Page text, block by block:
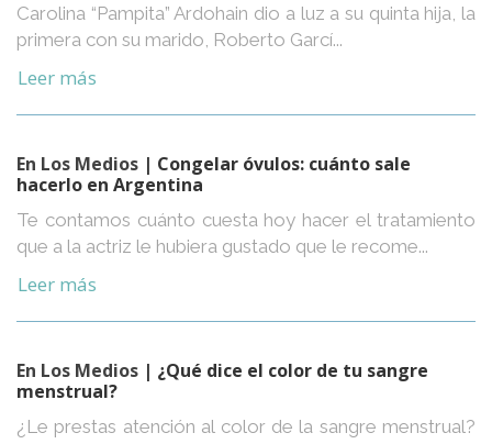
Carolina “Pampita” Ardohain dio a luz a su quinta hija, la
primera con su marido, Roberto Garcí...
Leer más
En Los Medios | Congelar óvulos: cuánto sale
hacerlo en Argentina
Te contamos cuánto cuesta hoy hacer el tratamiento
que a la actriz le hubiera gustado que le recome...
Leer más
En Los Medios | ¿Qué dice el color de tu sangre
menstrual?
¿Le prestas atención al color de la sangre menstrual?